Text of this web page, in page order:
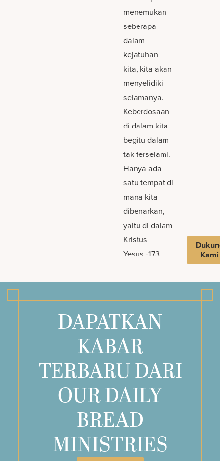
menemukan
seberapa
dalam
kejatuhan
kita, kita akan
menyelidiki
selamanya.
Keberdosaan
di dalam kita
begitu dalam
tak terselami.
Hanya ada
satu tempat di
mana kita
dibenarkan,
yaitu di dalam
Kristus
Yesus.-173
Kami
DAPATKAN
KABAR
TERBARU DARI
OUR DAILY
BREAD
MINISTRIES